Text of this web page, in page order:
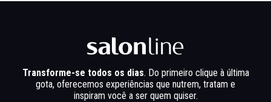
Transforme-se todos os dias. Do primeiro clique à última
gota, oferecemos experiências que nutrem, tratam e
inspiram você a ser quem quiser.